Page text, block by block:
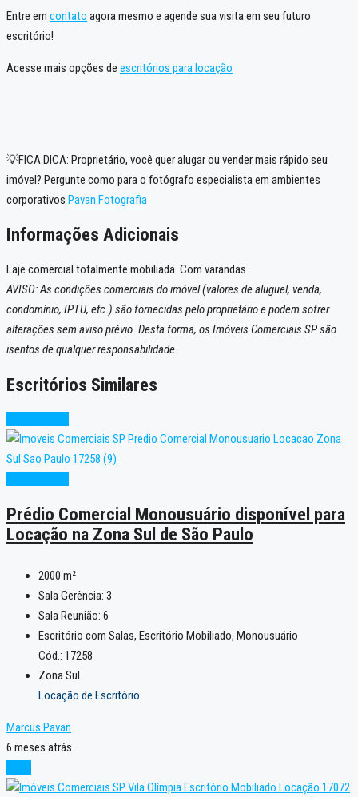
Entre em contato agora mesmo e agende sua visita em seu futuro
escritório!
Acesse mais opções de escritórios para locação
💡FICA DICA: Proprietário, você quer alugar ou vender mais rápido seu
imóvel? Pergunte como para o fotógrafo especialista em ambientes
corporativos Pavan Fotografia
Informações Adicionais
Laje comercial totalmente mobiliada. Com varandas
AVISO: As condições comerciais do imóvel (valores de aluguel, venda,
condomínio, IPTU, etc.) são fornecidas pelo proprietário e podem sofrer
alterações sem aviso prévio. Desta forma, os Imóveis Comerciais SP são
isentos de qualquer responsabilidade.
Escritórios Similares
Prédio Comercial Monousuário disponível para
Locação na Zona Sul de São Paulo
2000 m²
Sala Gerência: 3
Sala Reunião: 6
Escritório com Salas, Escritório Mobiliado, Monousuário
Cód.: 17258
Zona Sul
Locação de Escritório
Marcus Pavan
6 meses atrás